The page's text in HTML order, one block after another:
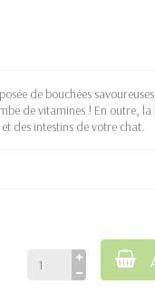
de bouchées
de vitamines ! En outre,
des intestins de votre chat.